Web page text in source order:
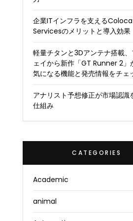
企業ITインフラを支える
Servicesのメリットと導入効果
軽量チタンと3Dアンテナ搭載、
ェイから新作「GT Runner 2」
気になる機能と発売情報をチェ
アナリスト予想修正が市場認識
仕組み
CATEGORIES
Academic
animal